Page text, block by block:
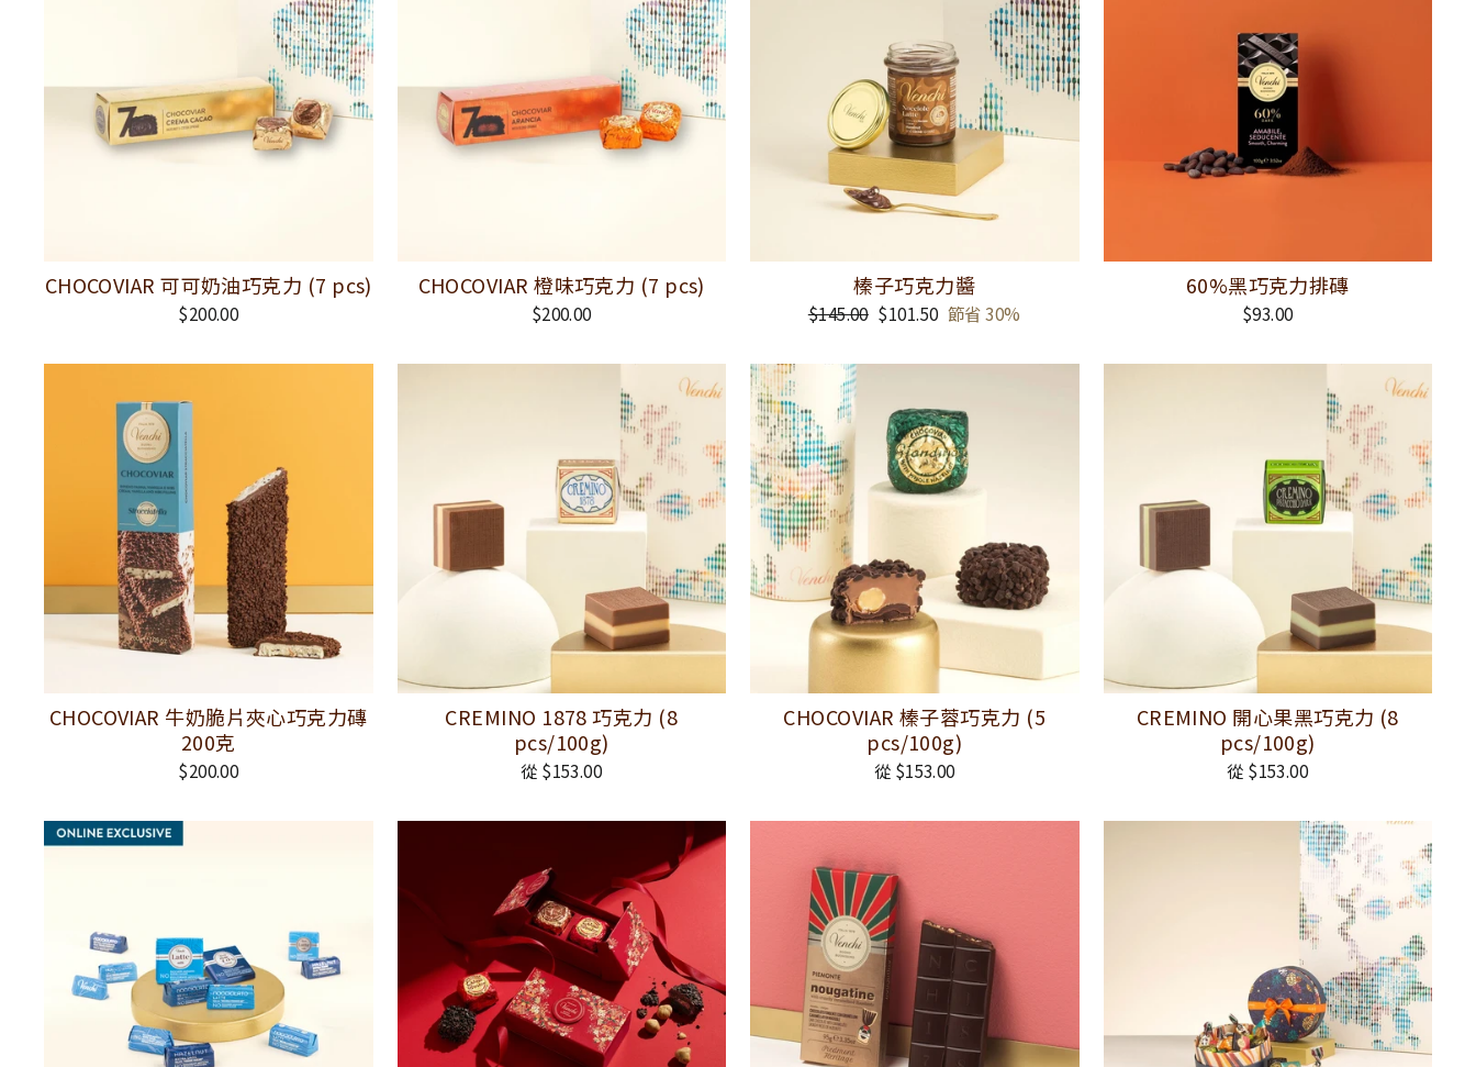
CHOCOVIAR 可可奶油巧克力 (7 pcs)
$200.00
CHOCOVIAR 橙味巧克力 (7 pcs)
$200.00
榛子巧克力醬
正
$145.00 銷
$101.50 節省 30%
60%黑巧克力排磚
$93.00
CHOCOVIAR 牛奶脆片夾心巧克力磚
200克
$200.00
CREMINO 1878 巧克力 (8
pcs/100g)
從 $153.00
CHOCOVIAR 榛子蓉巧克力 (5
pcs/100g)
從 $153.00
CREMINO 開心果黑巧克力 (8
pcs/100g)
從 $153.00